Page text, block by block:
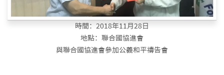
時間：2018年11月28日
地點：聯合國協進會
與聯合國協進會參加公義和平禱告會